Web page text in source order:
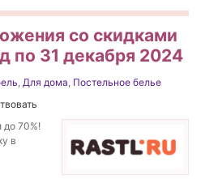
со скидками
по 31 декабря 2024
, Для дома, Постельное белье
70%!
в